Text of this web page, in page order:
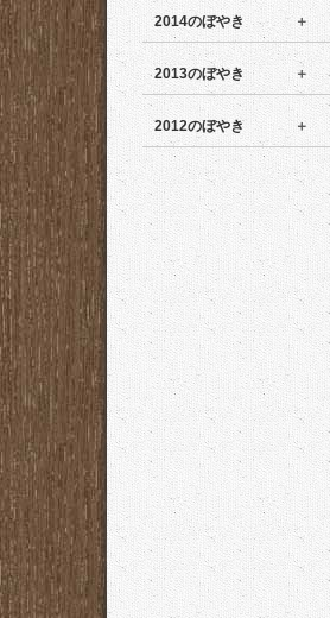
2014のぼやき
2013のぼやき
2012のぼやき